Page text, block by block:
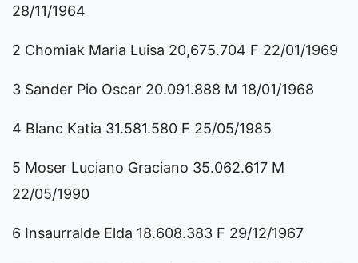
28/11/1964
2 Chomiak Maria Luisa 20,675.704 F 22/01/1969
3 Sander Pio Oscar 20.091.888 M 18/01/1968
4 Blanc Katia 31.581.580 F 25/05/1985
5 Moser Luciano Graciano 35.062.617 M
22/05/1990
6 Insaurralde Elda 18.608.383 F 29/12/1967